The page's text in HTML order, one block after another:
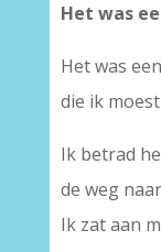
Het was
Het was
die ik
Ik betrad
de weg
Ik zat aan